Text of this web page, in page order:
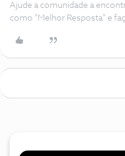
Ajude a comunidade a
como "Melhor Resposta" e